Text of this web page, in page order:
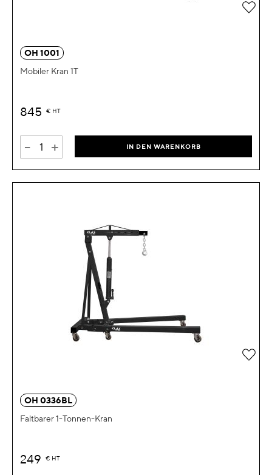
OH 1001
Mobiler Kran 1T
845 € HT
- + IN DEN WARENKORB
Zur
OH 0336BL
Faltbarer 1-Tonnen-Kran
249 € HT
Zur